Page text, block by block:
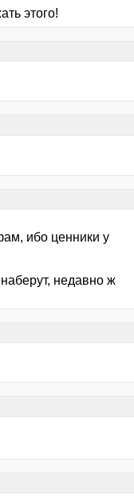
этого!
ибо ценники у
недавно ж